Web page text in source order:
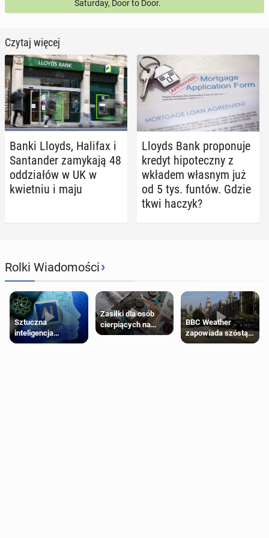
Saturday, Door to Door.
Czytaj więcej
Banki Lloyds, Halifax i
San­tan­der za­my­ka­ją 48
od­dzia­łów w UK w
kwiet­niu i maju
Lloyds Bank pro­po­nu­je
kredyt hi­po­tecz­ny z
wkładem własnym już
od 5 tys. funtów. Gdzie
tkwi haczyk?
Rolki Wiadomości›
Sztuczna
inteligencja
próbowała oszukać
Zasiłki dla osób
cierpiących na
schorzenia
BBC Weather
zapowiada szóstą
falę upałów w